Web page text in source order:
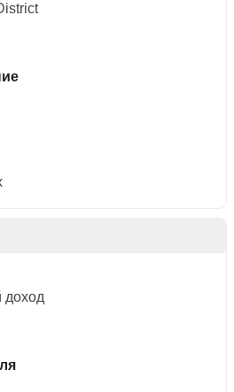
доход